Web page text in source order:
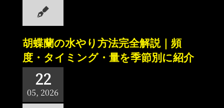
胡蝶蘭の水やり方法完全解説｜頻
度・タイミング・量を季節別に紹介
22
05, 2026